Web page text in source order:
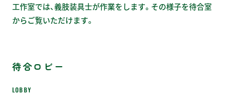
工作室では、義肢装具士が作業をします。その様子を待合室
からご覧いただけます。
待合ロビー
LOBBY